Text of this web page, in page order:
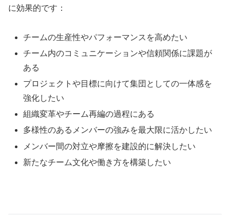
に効果的です：
チームの生産性やパフォーマンスを高めたい
チーム内のコミュニケーションや信頼関係に課題が
ある
プロジェクトや目標に向けて集団としての一体感を
強化したい
組織変革やチーム再編の過程にある
多様性のあるメンバーの強みを最大限に活かしたい
メンバー間の対立や摩擦を建設的に解決したい
新たなチーム文化や働き方を構築したい